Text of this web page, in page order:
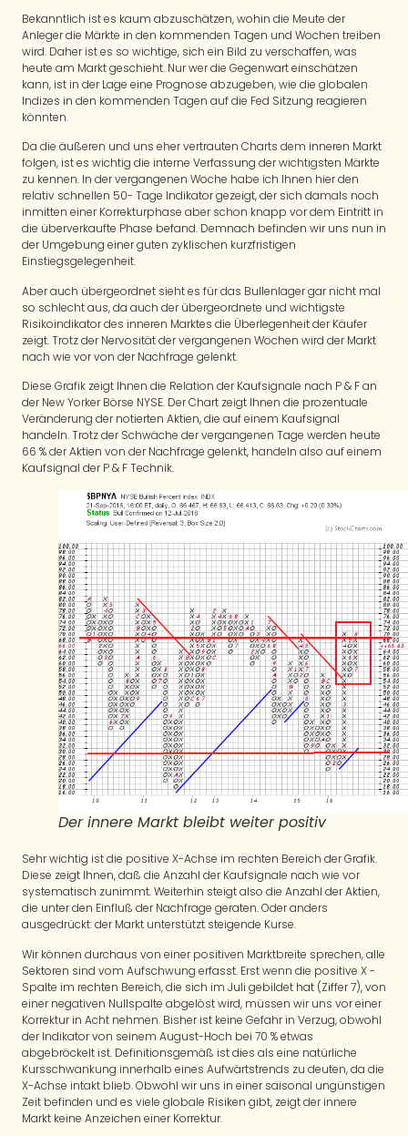
Bekanntlich ist es kaum abzuschätzen, wohin die Meute der
Anleger die Märkte in den kommenden Tagen und Wochen treiben
wird. Daher ist es so wichtige, sich ein Bild zu verschaffen, was
heute am Markt geschieht. Nur wer die Gegenwart einschätzen
kann, ist in der Lage eine Prognose abzugeben, wie die globalen
Indizes in den kommenden Tagen auf die Fed Sitzung reagieren
könnten.
Da die äußeren und uns eher vertrauten Charts dem inneren Markt
folgen, ist es wichtig die interne Verfassung der wichtigsten Märkte
zu kennen. In der vergangenen Woche habe ich Ihnen hier den
relativ schnellen 50- Tage Indikator gezeigt, der sich damals noch
inmitten einer Korrekturphase aber schon knapp vor dem Eintritt in
die überverkaufte Phase befand. Demnach befinden wir uns nun in
der Umgebung einer guten zyklischen kurzfristigen
Einstiegsgelegenheit.
Aber auch übergeordnet sieht es für das Bullenlager gar nicht mal
so schlecht aus, da auch der übergeordnete und wichtigste
Risikoindikator des inneren Marktes die Überlegenheit der Käufer
zeigt. Trotz der Nervosität der vergangenen Wochen wird der Markt
nach wie vor von der Nachfrage gelenkt.
Diese Grafik zeigt Ihnen die Relation der Kaufsignale nach P & F an
der New Yorker Börse NYSE. Der Chart zeigt Ihnen die prozentuale
Veränderung der notierten Aktien, die auf einem Kaufsignal
handeln. Trotz der Schwäche der vergangenen Tage werden heute
66 % der Aktien von der Nachfrage gelenkt, handeln also auf einem
Kaufsignal der P & F Technik.
Der innere Markt bleibt weiter positiv
Sehr wichtig ist die positive X-Achse im rechten Bereich der Grafik.
Diese zeigt Ihnen, daß die Anzahl der Kaufsignale nach wie vor
systematisch zunimmt. Weiterhin steigt also die Anzahl der Aktien,
die unter den Einfluß der Nachfrage geraten. Oder anders
ausgedrückt: der Markt unterstützt steigende Kurse.
Wir können durchaus von einer positiven Marktbreite sprechen, alle
Sektoren sind vom Aufschwung erfasst. Erst wenn die positive X -
Spalte im rechten Bereich, die sich im Juli gebildet hat (Ziffer 7), von
einer negativen Nullspalte abgelöst wird, müssen wir uns vor einer
Korrektur in Acht nehmen. Bisher ist keine Gefahr in Verzug, obwohl
der Indikator von seinem August-Hoch bei 70 % etwas
abgebröckelt ist. Definitionsgemäß ist dies als eine natürliche
Kursschwankung innerhalb eines Aufwärtstrends zu deuten, da die
X-Achse intakt blieb. Obwohl wir uns in einer saisonal ungünstigen
Zeit befinden und es viele globale Risiken gibt, zeigt der innere
Markt keine Anzeichen einer Korrektur.